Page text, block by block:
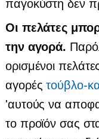
παγοκύστη δεν
Οι πελάτες
την αγορά.
ορισμένοι
αγορέςτούβλο-
'αυτούς να
το προϊόν σας